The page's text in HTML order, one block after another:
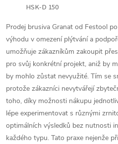
HSK-D 150
Prodej brusiva Granat od Festool
výhodu v omezení plýtvání a
umožňuje zákazníkům zakoupit
pro svůj konkrétní projekt, aniž by
by mohlo zůstat nevyužité. Tím se
protože zákazníci nevytvářejí
toho, díky možnosti nákupu
lépe experimentovat s různými
optimálních výsledků bez nutnosti
každého typu. Tato praxe nejenže